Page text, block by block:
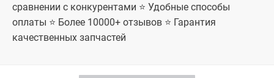
сравнении с конкурентами ⭐ Удобные способы
оплаты ⭐ Более 10000+ отзывов ⭐ Гарантия
качественных запчастей